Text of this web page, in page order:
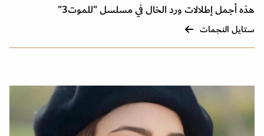
هذه أجمل إطلالات ورد الخال في مسلسل "للموت3"
ستايل النجمات